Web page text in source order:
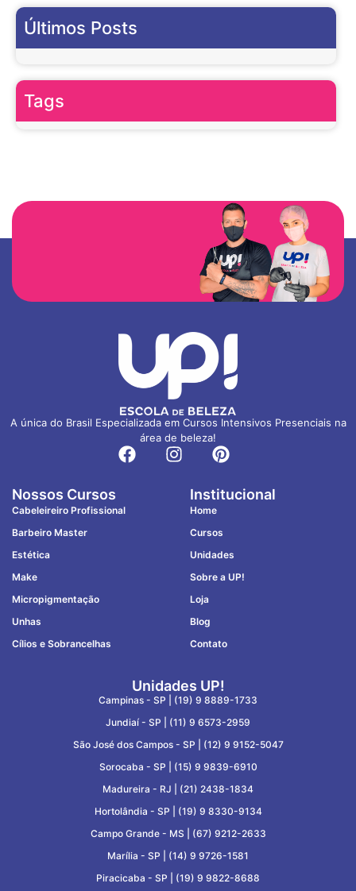
Últimos Posts
Tags
A única do Brasil Especializada em Cursos Intensivos Presenciais na
área de beleza!
Nossos Cursos
Cabeleireiro Profissional
Barbeiro Master
Estética
Make
Micropigmentação
Unhas
Cílios e Sobrancelhas
Institucional
Home
Cursos
Unidades
Sobre a UP!
Loja
Blog
Contato
Unidades UP!
Campinas - SP | (19) 9 8889-1733
Jundiaí - SP | (11) 9 6573-2959
São José dos Campos - SP | (12) 9 9152-5047
Sorocaba - SP | (15) 9 9839-6910
Madureira - RJ | (21) 2438-1834
Hortolândia - SP | (19) 9 8330-9134
Campo Grande - MS | (67) 9212-2633
Marília - SP | (14) 9 9726-1581
Piracicaba - SP | (19) 9 9822-8688